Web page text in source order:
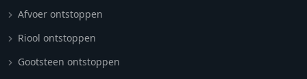
Afvoer ontstoppen
Riool ontstoppen
Gootsteen ontstoppen